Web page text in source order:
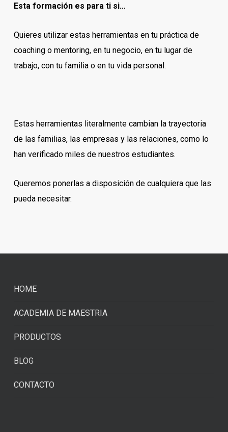
Esta formación es para ti si…
Quieres utilizar estas herramientas en tu práctica de
coaching o mentoring, en tu negocio, en tu lugar de
trabajo, con tu familia o en tu vida personal.
Estas herramientas literalmente cambian la trayectoria
de las familias, las empresas y las relaciones, como lo
han verificado miles de nuestros estudiantes.
Queremos ponerlas a disposición de cualquiera que las
pueda necesitar.
HOME
ACADEMIA DE MAESTRIA
PRODUCTOS
BLOG
CONTACTO